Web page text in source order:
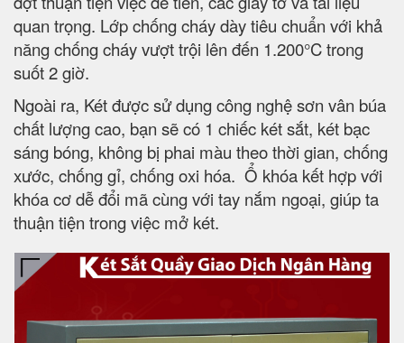
quan trọng. Lớp chống cháy dày tiêu chuẩn với khả
năng chống cháy vượt trội lên đến 1.200°C trong
suốt 2 giờ.
Ngoài ra, Két được sử dụng công nghệ sơn vân búa
chất lượng cao, bạn sẽ có 1 chiếc két sắt, két bạc
sáng bóng, không bị phai màu theo thời gian, chống
xước, chống gỉ, chống oxi hóa. Ổ khóa kết hợp với
khóa cơ dễ đổi mã cùng với tay nắm ngoại, giúp ta
thuận tiện trong việc mở két.